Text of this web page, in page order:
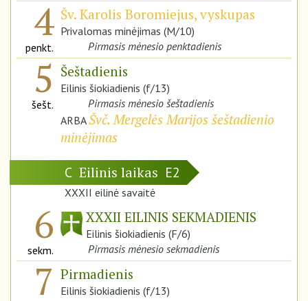
4
penkt.
Šv. Karolis Boromiejus, vyskupas
Privalomas minėjimas (M/10)
Pirmasis mėnesio penktadienis
5
šešt.
Šeštadienis
Eilinis šiokiadienis (f/13)
Pirmasis mėnesio šeštadienis
ARBAŠvč. Mergelės Marijos šeštadienio
minėjimas
C Eilinis laikas E2
XXXII eilinė savaitė
6
sekm.
XXXII EILINIS SEKMADIENIS
Eilinis šiokiadienis (F/6)
Pirmasis mėnesio sekmadienis
7 Pirmadienis
Eilinis šiokiadienis (f/13)